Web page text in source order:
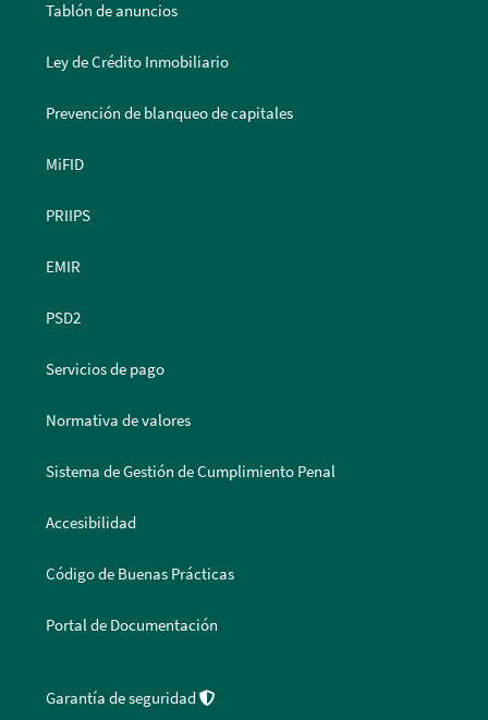
Tablón de anuncios
Ley de Crédito Inmobiliario
Prevención de blanqueo de capitales
MiFID
PRIIPS
EMIR
PSD2
Servicios de pago
Normativa de valores
Sistema de Gestión de Cumplimiento Penal
Accesibilidad
Código de Buenas Prácticas
Portal de Documentación
Garantía de seguridad